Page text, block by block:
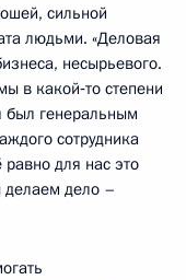
сильной
людьми. «Деловая
несырьевого.
в какой‑то степени
был генеральным
сотрудника
равно для нас это
делаем дело –